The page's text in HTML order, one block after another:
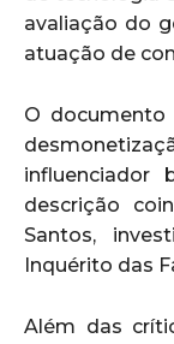
avaliação do
atuação de
O
influenciador
descrição
Santos,
Inquérito das
Além das